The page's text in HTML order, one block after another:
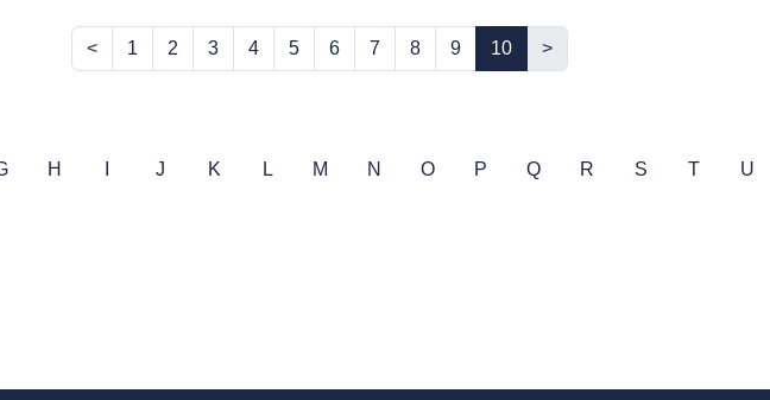
< 1 2 3 4 5 6 7 8 9 10 >
H J K L M N O P Q R S T U